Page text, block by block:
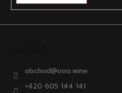
obchod@ooo.wine
+420 605 144 141